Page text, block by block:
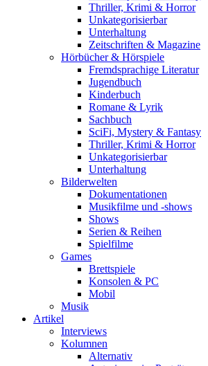
Thriller, Krimi & Horror
Unkategorisierbar
Unterhaltung
Zeitschriften & Magazine
Hörbücher & Hörspiele
Fremdsprachige Literatur
Jugendbuch
Kinderbuch
Romane & Lyrik
Sachbuch
SciFi, Mystery & Fantasy
Thriller, Krimi & Horror
Unkategorisierbar
Unterhaltung
Bilderwelten
Dokumentationen
Musikfilme und -shows
Shows
Serien & Reihen
Spielfilme
Games
Brettspiele
Konsolen & PC
Mobil
Musik
Artikel
Interviews
Kolumnen
Alternativ